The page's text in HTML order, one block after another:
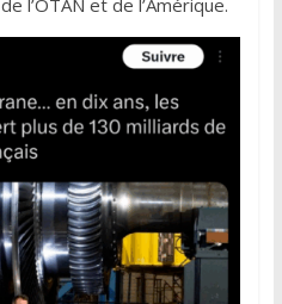
l’OTAN et de l’Amérique.